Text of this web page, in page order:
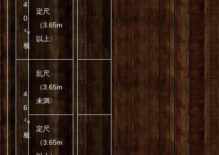
4
0
㍉
板
定尺
（3.65m
以上〉
4
6
㍉
板
乱尺
（3.65m
未満〉
定尺
（3.65m